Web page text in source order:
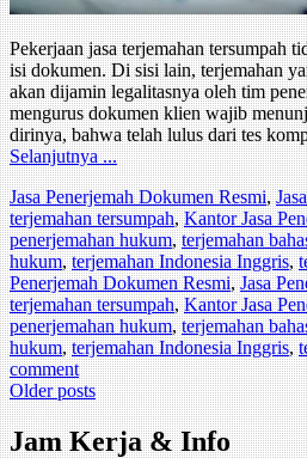
Pekerjaan jasa terjemahan tersumpah
isi dokumen. Di sisi lain, terjemahan
akan dijamin legalitasnya oleh tim
mengurus dokumen klien wajib
dirinya, bahwa telah lulus dari tes
Selanjutnya ...
Jasa Penerjemah Dokumen Resmi,
terjemahan tersumpah,Kantor Jasa
penerjemahan hukum,terjemahan
hukum,terjemahan Indonesia Inggris,
Penerjemah Dokumen Resmi,Jasa
terjemahan tersumpah,Kantor Jasa
penerjemahan hukum,terjemahan
hukum,terjemahan Indonesia Inggris,
comment
Posts
navigation
Older posts
Jam Kerja & Info